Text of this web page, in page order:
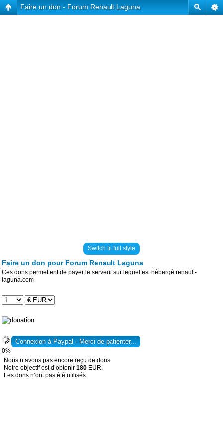
Faire un don - Forum Renault Laguna
Switch to full style
Faire un don pour Forum Renault Laguna
Ces dons permettent de payer le serveur sur lequel est hébergé renault-
laguna.com
0%
Nous n’avons pas encore reçu de dons.
Notre objectif est d’obtenir 180 EUR.
Les dons n’ont pas été utilisés.